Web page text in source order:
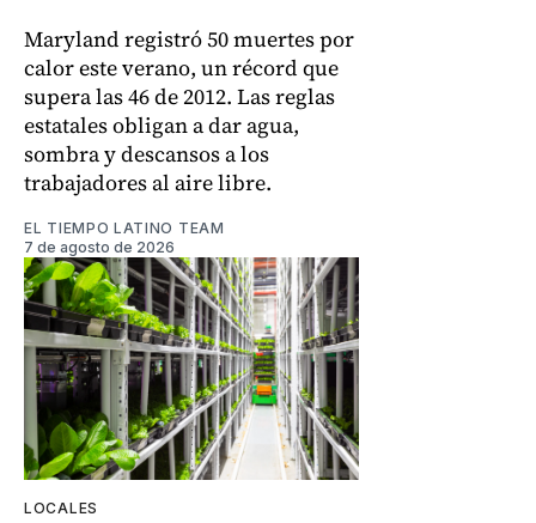
Maryland registró 50 muertes por
calor este verano, un récord que
supera las 46 de 2012. Las reglas
estatales obligan a dar agua,
sombra y descansos a los
trabajadores al aire libre.
EL TIEMPO LATINO TEAM
7 de agosto de 2026
LOCALES